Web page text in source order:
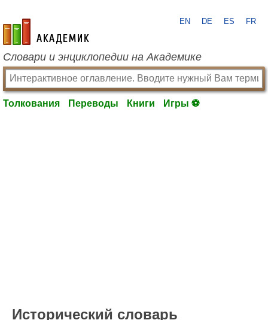
academic.ru
EN DE ES FR
Словари и энциклопедии на Академике
Толкования Переводы Книги Игры ⚽
Исторический словарь